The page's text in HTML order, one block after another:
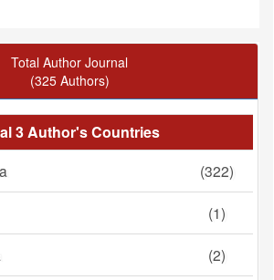
Total Author Journal
(325 Authors)
3 Author's Countries
(322)
(1)
(2)